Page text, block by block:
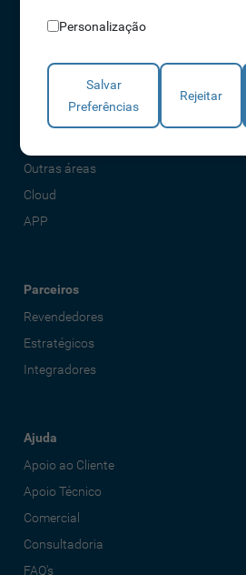
Acessos
Torniquetes
Parques Auto
Rondas e Serviços
Outras áreas
Cloud
APP
Parceiros
Revendedores
Estratégicos
Integradores
Ajuda
Apoio ao Cliente
Apoio Técnico
Comercial
Consultadoria
FAQ's
Personalização
Salvar
Preferências
Rejeitar